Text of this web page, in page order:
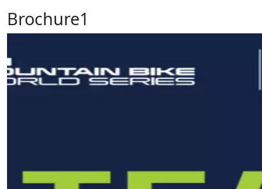
Brochure1